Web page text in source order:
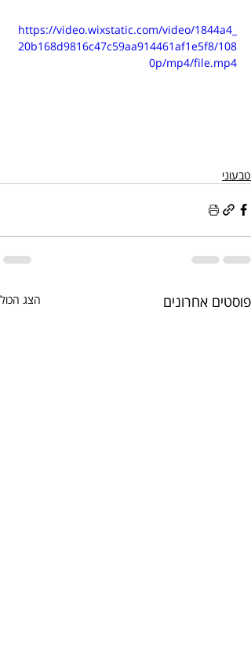
https://video.wixstatic.com/video/1844a4_
20b168d9816c47c59aa914461af1e5f8/108
0p/mp4/file.mp4
טבעוני
פוסטים אחרונים הצג הכול